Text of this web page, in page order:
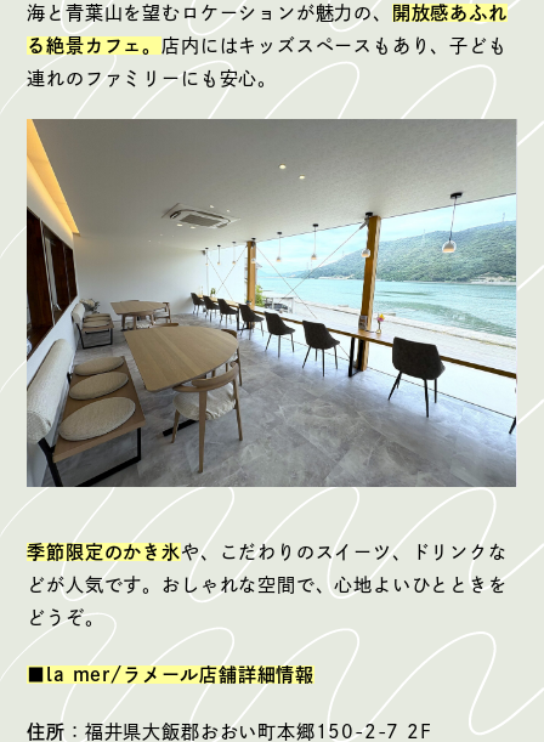
海と青葉山を望むロケーションが魅力の、
開放感あふれ
る絶景カフェ。 店内にはキッズスペースもあり、子ども
連れのファミリーにも安心。
季節限定のかき氷 や、こだわりのスイーツ、ドリンクな
どが人気です。おしゃれな空間で、心地よいひとときを
どうぞ。
■la mer/ラメール店舗詳細情報
住所 ：福井県大飯郡おおい町本郷150-2-7 2F